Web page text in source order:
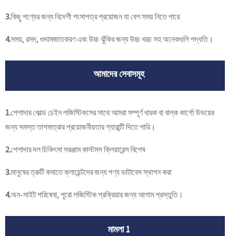
3.কিছু পণ্যের জন্য বিদেশী শংসাপত্র প্রয়োজন যা বেশ সময় নিতে পারে
4.সময়, রসদ, গুদামজাতকরণ এবং উচ্চ ঝুঁকির জন্য উচ্চ খরচ সহ অনেকগুলি পদ্ধতি।
আমাদের সেবাসমূহ
1.পেশাদার কোল্ড চেইন লজিস্টিকসের সাথে আমরা সম্পূর্ণ ধারক বা বাল্ক কার্গো উভয়ের
জন্য সমস্ত তাপমাত্রার প্রয়োজনীয়তার গ্যারান্টি দিতে পারি।
2.পেশাদার দল চিকিৎসা সরঞ্জাম কাস্টমস ক্লিয়ারেন্স বিশেষ
3.মানুষের ত্রুটি কমাতে ক্লায়েন্টদের জন্য পণ্য ডাটাবেস স্থাপন করা
4.অন-সাইট পরিষেবা, পুরো লজিস্টিক প্রক্রিয়ার জন্য আগাম প্রস্তুতি।
মামলা 1